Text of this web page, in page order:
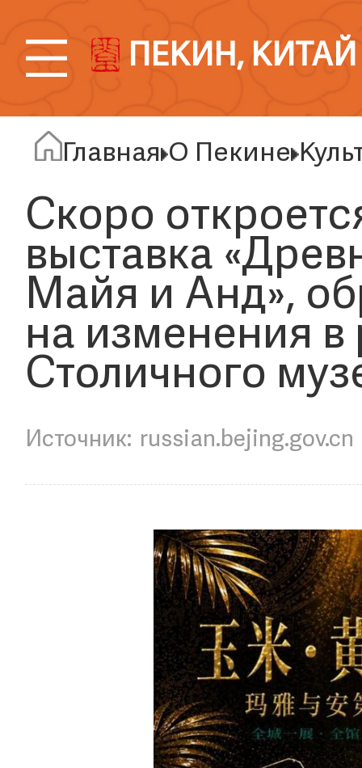
ПЕКИН, КИТАЙ
Главная О Пекине
Скоро
выставка
Майя и Анд»,
на изменения
Столичного
russian.bejing.gov.cn